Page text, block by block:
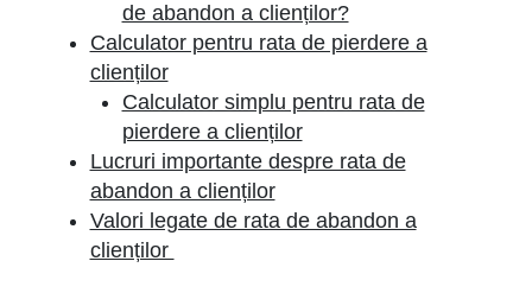
de abandon a clienților?
Calculator pentru rata de pierdere a
clienților
Calculator simplu pentru rata de
pierdere a clienților
Lucruri importante despre rata de
abandon a clienților
Valori legate de rata de abandon a
clienților